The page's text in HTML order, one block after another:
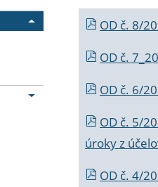
OD č. 8/
OD č.
OD č. 6/
OD č. 5/
úroky z
OD č. 4/